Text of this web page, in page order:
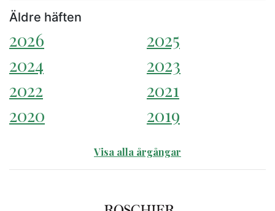
Äldre häften
2026
2025
2024
2023
2022
2021
2020
2019
Visa alla årgångar